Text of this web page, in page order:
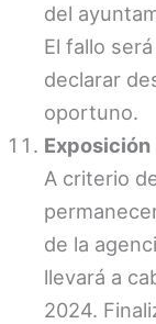
del
El fallo
declarar
oportuno.
Exposición
A criterio
de la
llevará a
2024.